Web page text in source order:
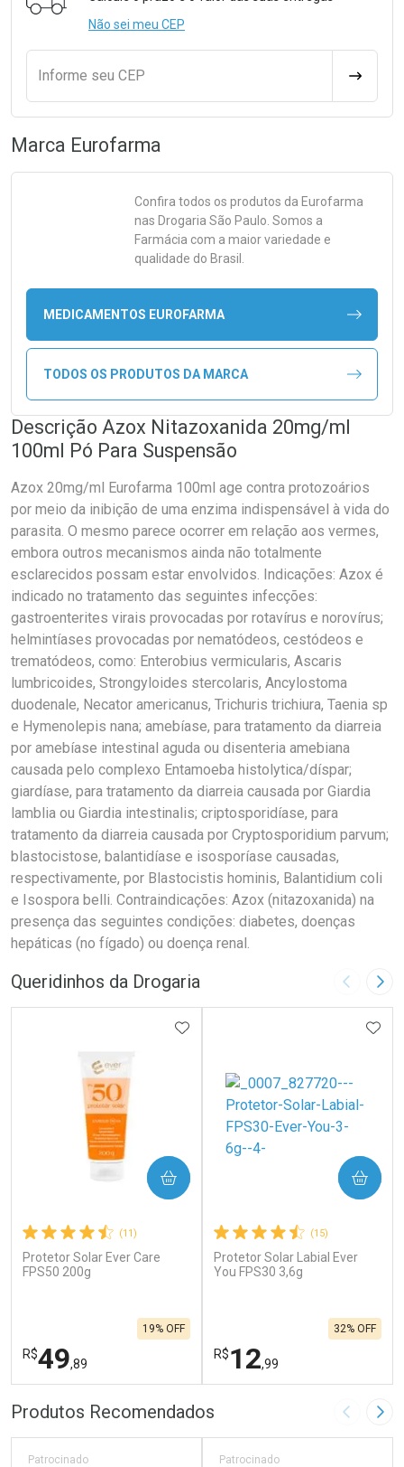
Não sei meu CEP
Informe seu CEP
Marca Eurofarma
Confira todos os produtos da Eurofarma
nas Drogaria São Paulo. Somos a
Farmácia com a maior variedade e
qualidade do Brasil.
MEDICAMENTOS EUROFARMA
TODOS OS PRODUTOS DA MARCA
Descrição Azox Nitazoxanida 20mg/ml
100ml Pó Para Suspensão
Azox 20mg/ml Eurofarma 100ml age contra protozoários
por meio da inibição de uma enzima indispensável à vida do
parasita. O mesmo parece ocorrer em relação aos vermes,
embora outros mecanismos ainda não totalmente
esclarecidos possam estar envolvidos. Indicações: Azox é
indicado no tratamento das seguintes infecções:
gastroenterites virais provocadas por rotavírus e norovírus;
helmintíases provocadas por nematódeos, cestódeos e
trematódeos, como: Enterobius vermicularis, Ascaris
lumbricoides, Strongyloides stercolaris, Ancylostoma
duodenale, Necator americanus, Trichuris trichiura, Taenia sp
e Hymenolepis nana; amebíase, para tratamento da diarreia
por amebíase intestinal aguda ou disenteria amebiana
causada pelo complexo Entamoeba histolytica/díspar;
giardíase, para tratamento da diarreia causada por Giardia
lamblia ou Giardia intestinalis; criptosporidíase, para
tratamento da diarreia causada por Cryptosporidium parvum;
blastocistose, balantidíase e isosporíase causadas,
respectivamente, por Blastocistis hominis, Balantidium coli
e Isospora belli. Contraindicações: Azox (nitazoxanida) na
presença das seguintes condições: diabetes, doenças
hepáticas (no fígado) ou doença renal.
Queridinhos da Drogaria Imagem
(11)
Protetor Solar Ever Care
FPS50 200g
R$49,89
19% OFF
ADICIONAR AOS FAVORITOS
COMPRAR
FECHAR
Laboratório
FECHAR
Por Menos
(15)
Protetor Solar Labial Ever
You FPS30 3,6g
R$12,99
32% OFF
COMPRAR
Laboratório
Por Menos
Produtos Recomendados Imagem
Patrocinado Patrocinado